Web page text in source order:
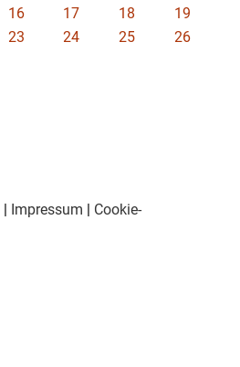
16 17 18
19
23 24 25
26
Impressum
Cookie-